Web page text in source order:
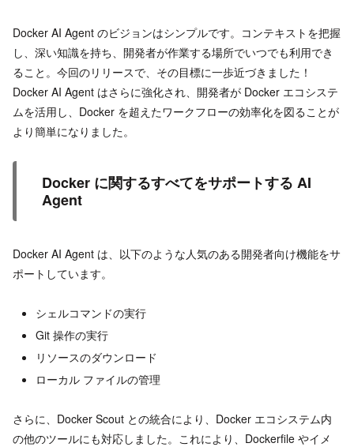
Docker AI Agent のビジョンはシンプルです。コンテキストを把握
し、深い知識を持ち、開発者が作業する場所でいつでも利用でき
ること。今回のリリースで、その目標に一歩近づきました！
Docker AI Agent はさらに強化され、開発者が Docker エコシステ
ムを活用し、Docker を超えたワークフローの効率化を図ることが
より簡単になりました。
Docker に関するすべてをサポートする AI
Agent
Docker AI Agent は、以下のような人気のある開発者向け機能をサ
ポートしています。
シェルコマンドの実行
Git 操作の実行
リソースのダウンロード
ローカル ファイルの管理
さらに、Docker Scout との統合により、Docker エコシステム内
の他のツールにも対応しました。これにより、Dockerfile やイメ